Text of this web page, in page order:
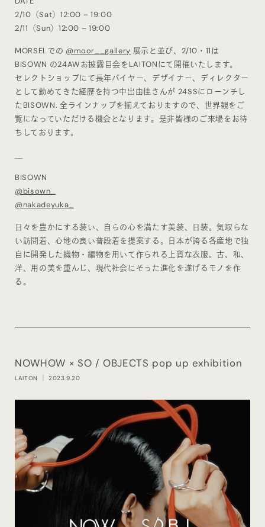
2/10（Sat）12:00 – 19:00
2/11（Sun）12:00 – 19:00
MORSELでの @moor__gallery 展示と並び、2/10・11は
BISOWN の24AWお披露目会をLAITONにて開催いたします。
セレクトショップにて長年バイヤー、デザイナー、ディレクター
として勤めてきた経歴を持つ中出由佳さんが 24SSにローンチし
たBISOWN. 全ラインナップを揃えておりますので、世界観をご
覧になっていただける機会となります。是非皆様のご来場をお待
ちしております。
BISOWN
@bisown_
@nakadeyuka_
日々を豊かにする装い、自らの心を満たす美装、日装。気取らな
い訪問着、心地の良い普段着を提案する。日本が誇る各産地で独
自に開発した織物・編物を用いて作られる上質な衣服。古、和、
洋、用の美を重んじ、現代社会にそった進化を遂げるモノを作
る。
NOWHOW × SO / OBJECTS pop up exhibition
LAITON ｜ 2023.9.20